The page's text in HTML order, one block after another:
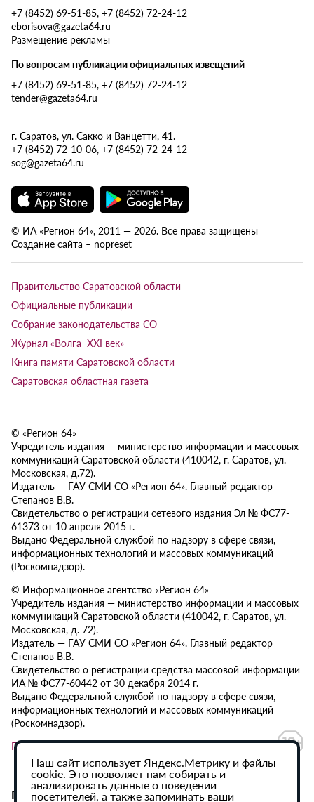
+7 (8452) 69-51-85, +7 (8452) 72-24-12
eborisova@gazeta64.ru
Размещение рекламы
По вопросам публикации официальных извещений
+7 (8452) 69-51-85, +7 (8452) 72-24-12
tender@gazeta64.ru
г. Саратов, ул. Сакко и Ванцетти, 41.
+7 (8452) 72-10-06, +7 (8452) 72-24-12
sog@gazeta64.ru
© ИА «Регион 64», 2011 — 2026. Все права защищены
Создание сайта – nopreset
Правительство Саратовской области
Официальные публикации
Собрание законодательства СО
Журнал «Волга XXI век»
Книга памяти Саратовской области
Саратовская областная газета
© «Регион 64»
Учредитель издания — министерство информации и массовых
коммуникаций Саратовской области (410042, г. Саратов, ул.
Московская, д.72).
Издатель — ГАУ СМИ СО «Регион 64». Главный редактор
Степанов В.В.
Свидетельство о регистрации сетевого издания Эл № ФС77-
61373 от 10 апреля 2015 г.
Выдано Федеральной службой по надзору в сфере связи,
информационных технологий и массовых коммуникаций
(Роскомнадзор).
© Информационное агентство «Регион 64»
Учредитель издания — министерство информации и массовых
коммуникаций Саратовской области (410042, г. Саратов, ул.
Московская, д. 72).
Издатель — ГАУ СМИ СО «Регион 64». Главный редактор
Степанов В.В.
Свидетельство о регистрации средства массовой информации
ИА № ФС77-60442 от 30 декабря 2014 г.
Выдано Федеральной службой по надзору в сфере связи,
информационных технологий и массовых коммуникаций
(Роскомнадзор).
Политика в отношении обработки персональных данных
При использовании материалов сайта активная
Наш сайт использует Яндекс.Метрику и файлы
cookie. Это позволяет нам собирать и
анализировать данные о поведении
посетителей, а также запоминать ваши